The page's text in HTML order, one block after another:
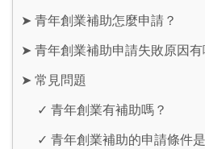
➤ 青年創業補助怎麼申請？
➤ 青年創業補助申請失敗原因有
➤ 常見問題
✓ 青年創業有補助嗎？
✓ 青年創業補助的申請條件